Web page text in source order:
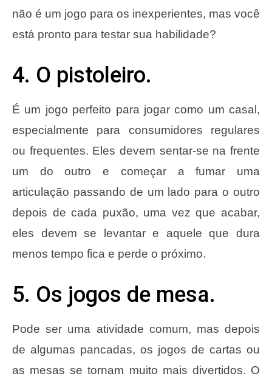
não é um jogo para os inexperientes, mas você
está pronto para testar sua habilidade?
4. O pistoleiro.
É um jogo perfeito para jogar como um casal,
especialmente para consumidores regulares
ou frequentes. Eles devem sentar-se na frente
um do outro e começar a fumar uma
articulação passando de um lado para o outro
depois de cada puxão, uma vez que acabar,
eles devem se levantar e aquele que dura
menos tempo fica e perde o próximo.
5. Os jogos de mesa.
Pode ser uma atividade comum, mas depois
de algumas pancadas, os jogos de cartas ou
as mesas se tornam muito mais divertidos. O